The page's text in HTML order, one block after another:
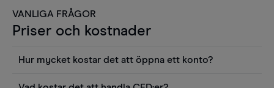
VANLIGA FRÅGOR
Priser och kostnader
Hur mycket kostar det att öppna ett konto?